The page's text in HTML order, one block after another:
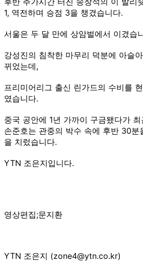
1, 역전하며 승점 3을 챙겼습니다.
서울은 두 달 만에 상암벌에서 이겼습
강성진의 침착한 마무리 덕분에 아슬
뀌었는데,
프리미어리그 출신 린가드의 수비를
였습니다.
중국 공안에 1년 가까이 구금됐다가
손준호는 관중의 박수 속에 후반 30분
을 치렀습니다.
YTN 조은지입니다.
영상편집;문지환
YTN 조은지 (zone4@ytn.co.kr)